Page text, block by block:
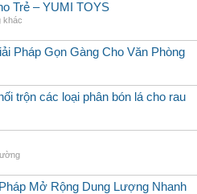
Trẻ – YUMI TOYS
khác
Pháp Gọn Gàng Cho Văn Phòng
trộn các loại phân bón lá cho rau
Mở Rộng Dung Lượng Nhanh